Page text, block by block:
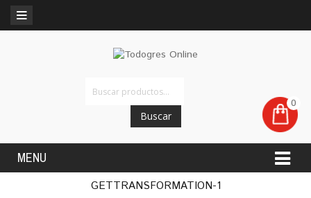
0
MENU
Buscar
GETTRANSFORMATION-1